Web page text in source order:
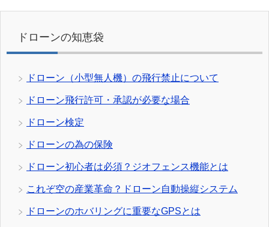
ドローンの知恵袋
ドローン（小型無人機）の飛行禁止について
ドローン飛行許可・承認が必要な場合
ドローン検定
ドローンの為の保険
ドローン初心者は必須？ジオフェンス機能とは
これぞ空の産業革命？ドローン自動操縦システム
ドローンのホバリングに重要なGPSとは